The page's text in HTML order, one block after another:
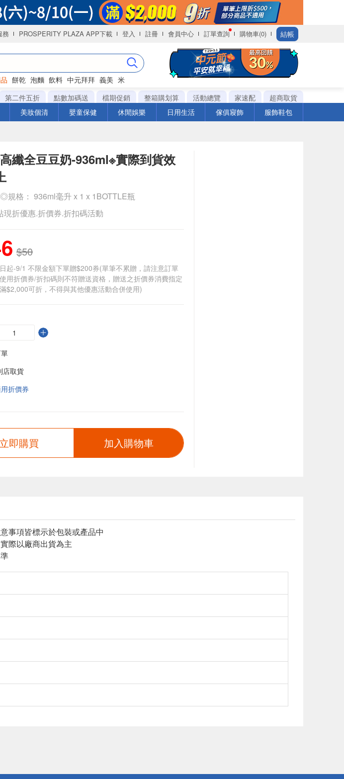
務 PROSPERITY PLAZA APP下載 登入 註冊 會員中心 訂單查詢 購物車(0) 結帳
餅乾 泡麵 飲料 中元拜拜 義美 米
第二件五折 點數加碼送 檔期促銷 整箱購划算 活動總覽 家速配
超商取貨
美妝個清 嬰童保健 休閒娛樂 日用生活 傢俱寢飾 服飾鞋包
纖全豆豆奶-936ml※實際到貨效
◎規格： 936ml毫升 x 1 x 1BOTTLE瓶
現折優惠.折價券.折扣碼活動
$50
起-9/1 不限金額下單贈$200券(單筆不累贈，請注意訂單
用折價券/折扣碼則不符贈送資格，贈送之折價券消費指定
$2,000可折，不得與其他優惠活動合併使用)
店取貨
折價券
立即購買 加入購物車
事項皆標示於包裝或產品中
際以廠商出貨為主